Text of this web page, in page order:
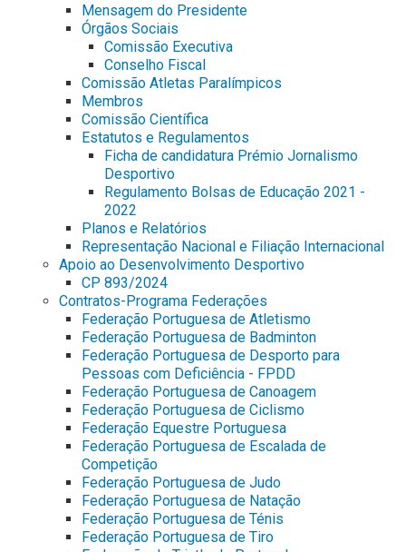
Mensagem do Presidente
Órgãos Sociais
Comissão Executiva
Conselho Fiscal
Comissão Atletas Paralímpicos
Membros
Comissão Científica
Estatutos e Regulamentos
Ficha de candidatura Prémio Jornalismo
Desportivo
Regulamento Bolsas de Educação 2021 -
2022
Planos e Relatórios
Representação Nacional e Filiação Internacional
Apoio ao Desenvolvimento Desportivo
CP 893/2024
Contratos-Programa Federações
Federação Portuguesa de Atletismo
Federação Portuguesa de Badminton
Federação Portuguesa de Desporto para
Pessoas com Deficiência - FPDD
Federação Portuguesa de Canoagem
Federação Portuguesa de Ciclismo
Federação Equestre Portuguesa
Federação Portuguesa de Escalada de
Competição
Federação Portuguesa de Judo
Federação Portuguesa de Natação
Federação Portuguesa de Ténis
Federação Portuguesa de Tiro